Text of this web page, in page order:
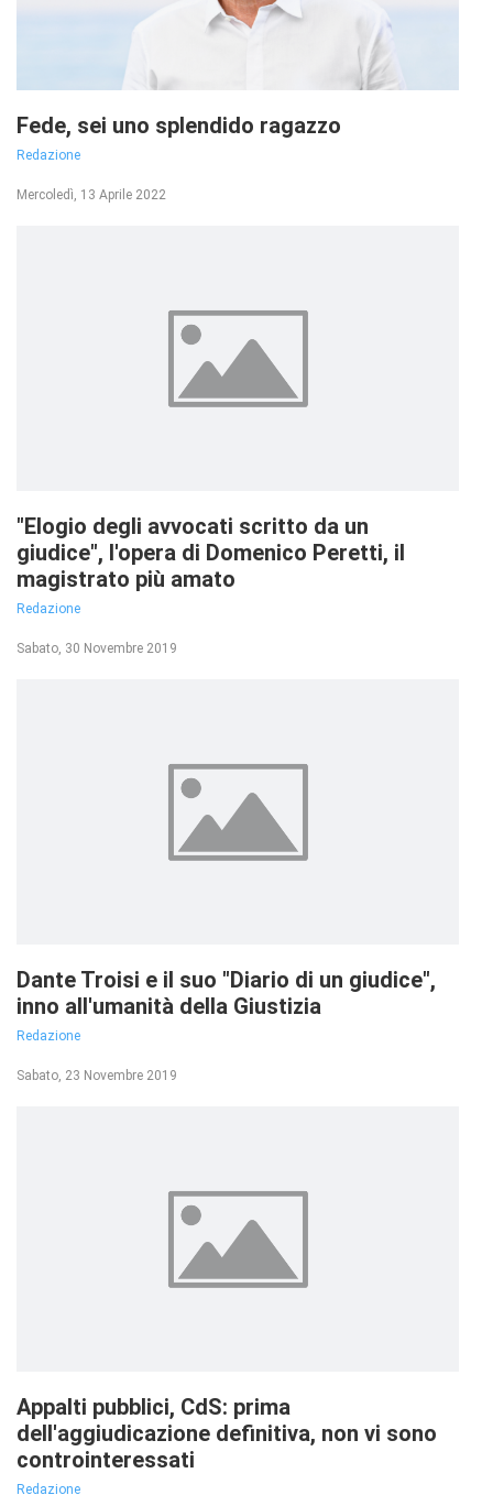
Fede, sei uno splendido ragazzo
Redazione
Mercoledì, 13 Aprile 2022
"Elogio degli avvocati scritto da un
giudice", l'opera di Domenico Peretti, il
magistrato più amato
Redazione
Sabato, 30 Novembre 2019
Dante Troisi e il suo "Diario di un giudice",
inno all'umanità della Giustizia
Redazione
Sabato, 23 Novembre 2019
Appalti pubblici, CdS: prima
dell'aggiudicazione definitiva, non vi sono
controinteressati
Redazione